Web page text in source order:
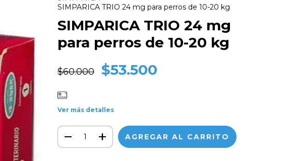
SIMPARICA TRIO 24 mg para perros de 10-20 kg
SIMPARICA TRIO 24 mg
para perros de 10-20 kg
$60.000 $53.500
Ver más detalles